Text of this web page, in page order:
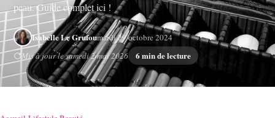
peau. Guide complet ici !
Isabelle Le Grufoumardi 29 octobre 2024
Mis à jour le samedi 2 mai 2026
6 min de lecture